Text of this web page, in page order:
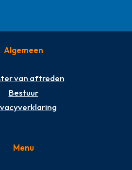
Algemeen
van aftreden
Bestuur
Menu